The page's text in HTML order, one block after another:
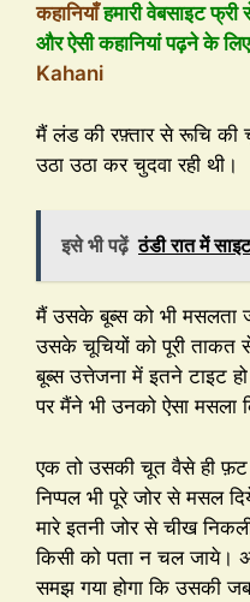
कहानियाँहमारी वेबसाइट
और ऐसी कहानियां पढ़ने के लिए
Kahani
मैं लंड की रफ़्तार से रूचि
उठा उठा कर चुदवा रही थी।
इसे भी पढ़ें ठंडी रात में
मैं उसके बूब्स को भी मसलता
उसके चूचियों को पूरी ताकत
बूब्स उत्तेजना में इतने टाइट
पर मैंने भी उनको ऐसा मसला
एक तो उसकी चूत वैसे ही
निप्पल भी पूरे जोर से मसल
मारे इतनी जोर से चीख
किसी को पता न चल जाये।
समझ गया होगा कि उसकी